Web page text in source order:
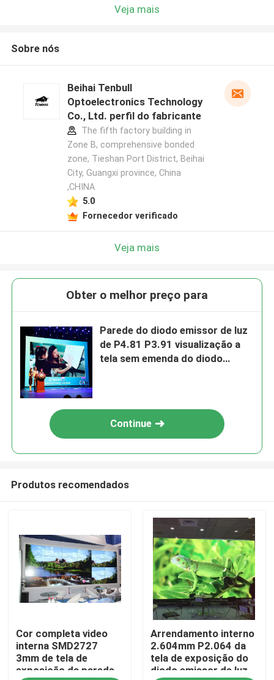
Casa
Produtos
Vídeos
Veja mais
Sobre nós
Beihai Tenbull
Optoelectronics Technology
Co., Ltd. perfil do fabricante
The fifth factory building in
Zone B, comprehensive bonded
zone, Tieshan Port District, Beihai
City, Guangxi province, China
,CHINA
5.0
Fornecedor verificado
Veja mais
Obter o melhor preço para
Parede do diodo emissor de luz
de P4.81 P3.91 visualização a
tela sem emenda do diodo
Continue
Produtos recomendados
Cor completa video
interna SMD2727
3mm de tela de
exposição da parede
Arrendamento interno
2.604mm P2.064 da
tela de exposição do
diodo emissor de luz